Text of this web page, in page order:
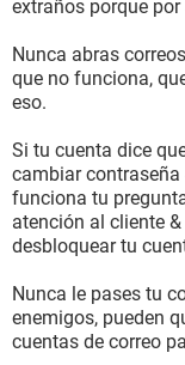
extraños porque
Nunca abras
que no funciona,
eso.
Si tu cuenta dice
cambiar
funciona tu
atención al cliente
desbloquear tu
Nunca le pases tu
enemigos, pueden
cuentas de correo